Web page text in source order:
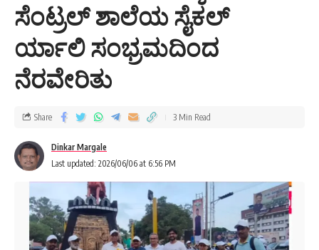
ಸೆಂಟ್ರಲ್ ಶಾಲೆಯ ಸೈಕಲ್
ರ್ಯಾಲಿ ಸಂಭ್ರಮದಿಂದ
ನೆರವೇರಿತು
Last updated: 2026/06/06 at 6:56 PM
Dinkar Margale
Share 3 Min Read